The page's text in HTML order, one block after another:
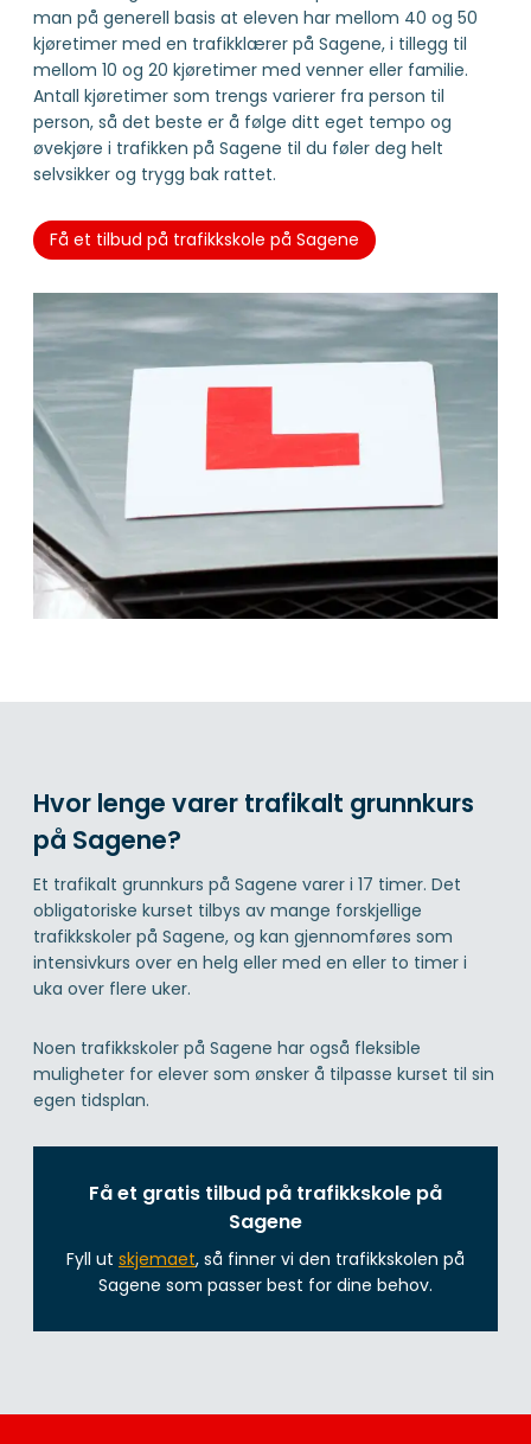
man på generell basis at eleven har mellom 40 og 50
kjøretimer med en trafikklærer på Sagene, i tillegg til
mellom 10 og 20 kjøretimer med venner eller familie.
Antall kjøretimer som trengs varierer fra person til
person, så det beste er å følge ditt eget tempo og
øvekjøre i trafikken på Sagene til du føler deg helt
selvsikker og trygg bak rattet.
Få et tilbud på trafikkskole på Sagene
Hvor lenge varer trafikalt grunnkurs
på Sagene?
Et trafikalt grunnkurs på Sagene varer i 17 timer. Det
obligatoriske kurset tilbys av mange forskjellige
trafikkskoler på Sagene, og kan gjennomføres som
intensivkurs over en helg eller med en eller to timer i
uka over flere uker.
Noen trafikkskoler på Sagene har også fleksible
muligheter for elever som ønsker å tilpasse kurset til sin
egen tidsplan.
Få et gratis tilbud på trafikkskole på
Sagene
Fyll ut skjemaet, så finner vi den trafikkskolen på
Sagene som passer best for dine behov.